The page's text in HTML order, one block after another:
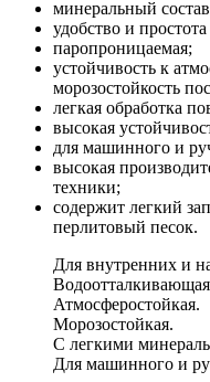
минеральный
удобство и
паропроницаемая;
устойчивость к
морозостойкость
легкая обработка
высокая
для машинного и
высокая
техники;
содержит легкий
перлитовый песок.
Для внутренних и
Атмосферостойкая.
Морозостойкая.
С легкими
Для машинного и